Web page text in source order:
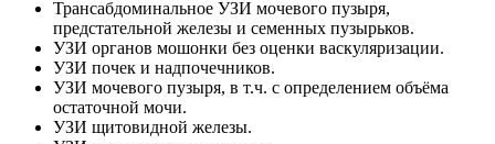
Трансабдоминальное УЗИ мочевого пузыря,
предстательной железы и семенных пузырьков.
УЗИ органов мошонки без оценки васкуляризации.
УЗИ почек и надпочечников.
УЗИ мочевого пузыря, в т.ч. с определением объёма
остаточной мочи.
УЗИ щитовидной железы.